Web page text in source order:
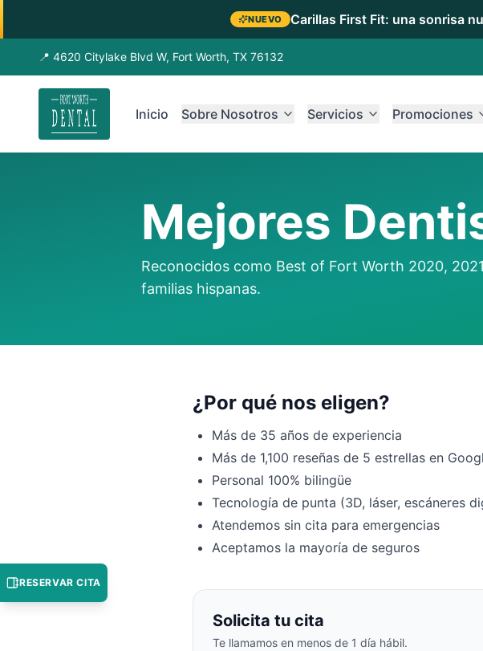
NUEVO Carillas First Fit: una sonrisa
📍 4620 Citylake Blvd W, Fort Worth, TX 76132
Inicio Sobre Nosotros Servicios Promociones
Mejores
Reconocidos como Best of Fort Worth 2020,
familias hispanas.
¿Por qué nos eligen?
Más de 35 años de experiencia
Más de 1,100 reseñas de 5 estrellas en
Personal 100% bilingüe
Tecnología de punta (3D, láser, escáneres
Atendemos sin cita para emergencias
Aceptamos la mayoría de seguros
Solicita tu cita
Te llamamos en menos de 1 día hábil.
RESERVAR CITA